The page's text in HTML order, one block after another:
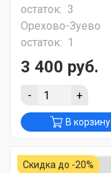
остаток: 3
Орехово-Зуево
остаток: 1
3 400 руб.
- +
В корзину
Скидка до -20%